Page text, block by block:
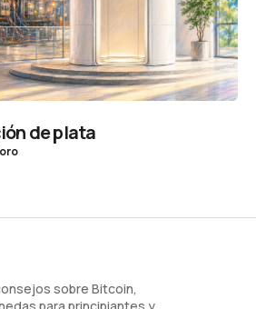
de plata
sobre Bitcoin,
para principiantes y